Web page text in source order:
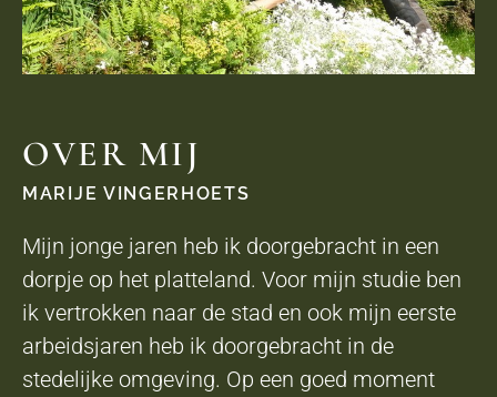
OVER MIJ
MARIJE VINGERHOETS
Mijn jonge jaren heb ik doorgebracht in een
dorpje op het platteland. Voor mijn studie ben
ik vertrokken naar de stad en ook mijn eerste
arbeidsjaren heb ik doorgebracht in de
stedelijke omgeving. Op een goed moment